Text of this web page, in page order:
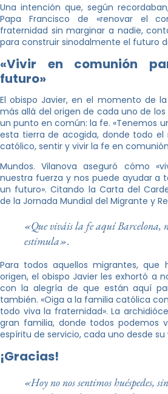
Una intención que, según
Papa Francisco de «renovar el
fraternidad sin marginar a nadie,
para construir sinodalmente el futuro
«Vivir en comunión
futuro»
El obispo Javier, en el momento de
más allá del origen de cada uno de
un punto en común: la fe. «Tenemos
esta tierra de acogida, donde todo
católico, sentir y vivir la fe en
Mundos. Vilanova aseguró cómo
nuestra fuerza y ​​nos puede ayudar a
un futuro». Citando la Carta del
de la Jornada Mundial del Migrante y
«Que viváis la fe aquí Barcelona,
estimula».
Para todos aquellos migrantes, que
origen, el obispo Javier les exhortó a
con la alegría de que están aquí
también. «Oiga a la familia católica
todo viva la fraternidad». La
gran familia, donde todos podemos
espíritu de servicio, cada uno desde su
¡Gracias!
«Hoy no nos sentimos huéspedes,